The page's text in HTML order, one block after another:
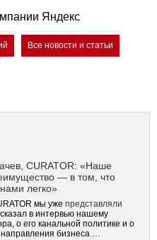
Яндекс
Все новости и статьи
CURATOR: «Наше
— в том, что
легко»
мы уже представляли
в интервью нашему
о его канальной политике и о
направления бизнеса …